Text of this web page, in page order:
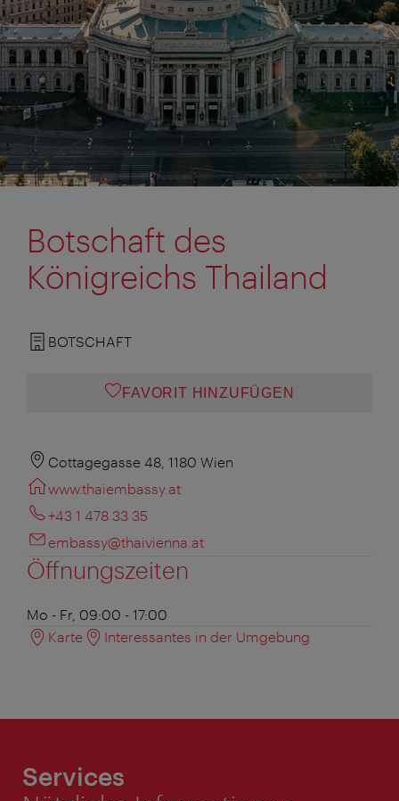
Botschaft des
Königreichs Thailand
BOTSCHAFT
FAVORIT HINZUFÜGEN
Cottagegasse 48, 1180 Wien
www.thaiembassy.at
+43 1 478 33 35
embassy@thaivienna.at
Öffnungszeiten
Mo - Fr, 09:00 - 17:00
Karte
Interessantes in der Umgebung
Services